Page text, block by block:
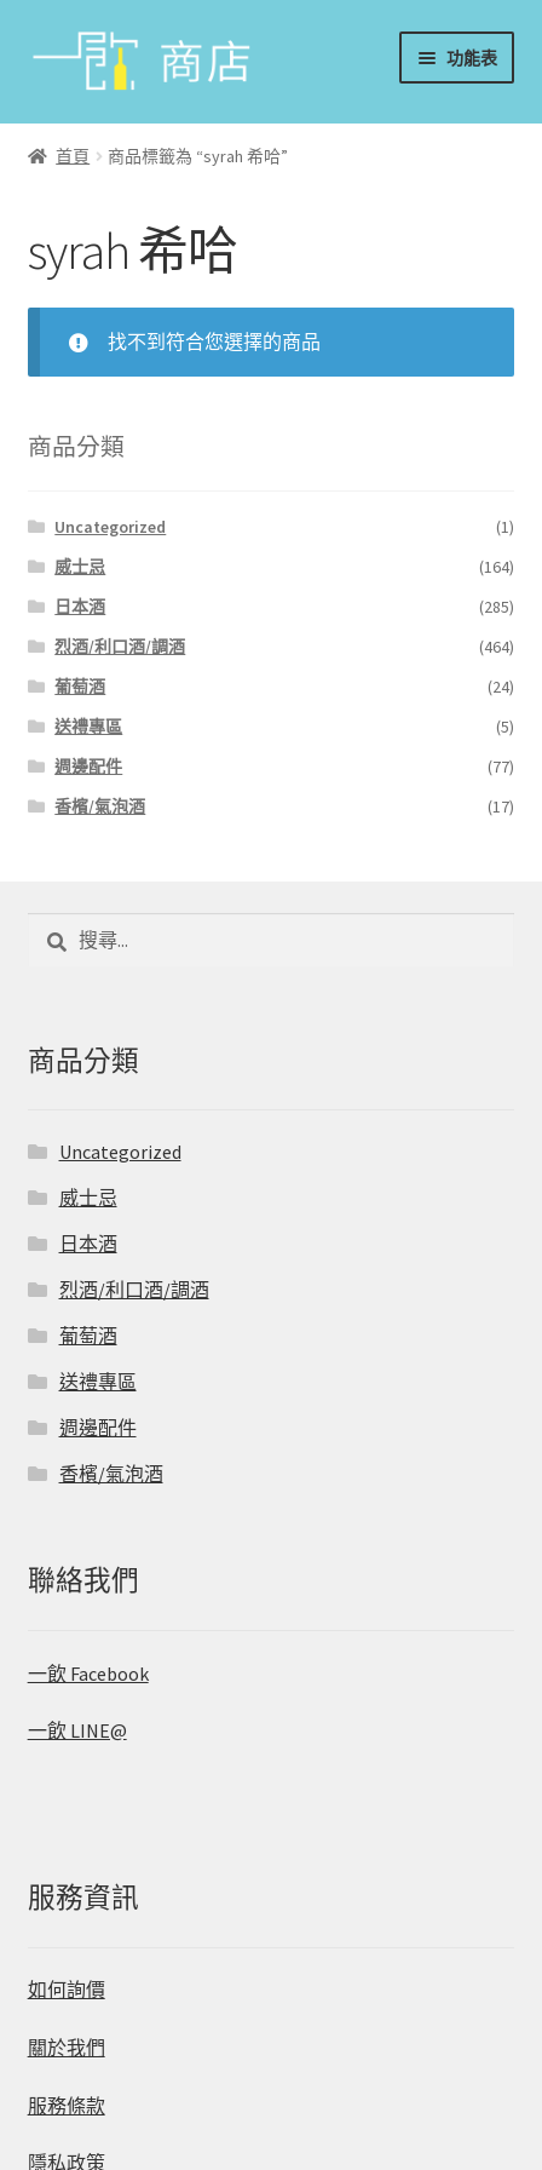
功能表
首頁
香檳/氣泡酒
威士忌
烈酒/利口酒/調酒
日本酒
首頁 商品標籤為 “syrah 希哈”
syrah 希哈
找不到符合您選擇的商品
商品分類
Uncategorized
(1)
威士忌
(164)
日本酒
(285)
烈酒/利口酒/調酒
(464)
葡萄酒
(24)
送禮專區
(5)
週邊配件
(77)
香檳/氣泡酒
(17)
字:
商品分類
Uncategorized
威士忌
日本酒
烈酒/利口酒/調酒
葡萄酒
送禮專區
週邊配件
香檳/氣泡酒
聯絡我們
一飲 Facebook
一飲 LINE@
服務資訊
如何詢價
關於我們
服務條款
隱私政策